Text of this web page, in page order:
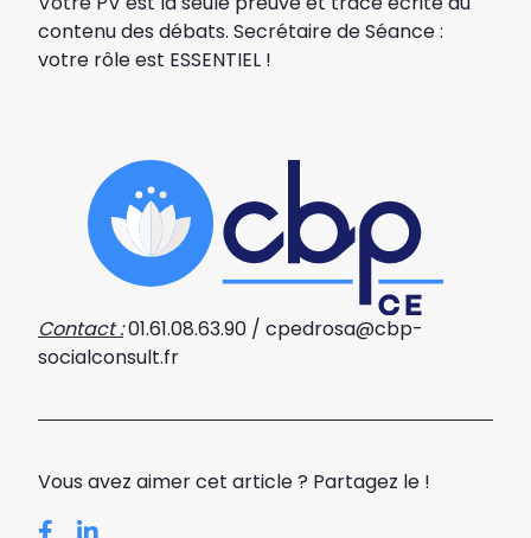
contenu des débats. Secrétaire de Séance :
votre rôle est ESSENTIEL !
Contact :01.61.08.63.90 / cpedrosa@cbp-
socialconsult.fr
Vous avez aimer cet article ? Partagez le !